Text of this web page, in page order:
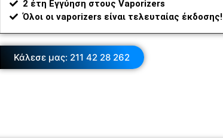
2 έτη Εγγύηση στους Vaporizers
Όλοι οι vaporizers είναι τελευταίας έκδοσης!
Κάλεσε μας: 211 42 28 262